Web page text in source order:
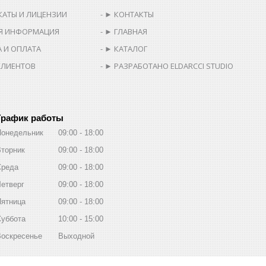
И ЛИЦЕНЗИИ
ИНФОРМАЦИЯ
И ОПЛАТА
► КОНТАКТЫ
► ГЛАВНАЯ
► КАТАЛОГ
► РАЗРАБОТАНО ELDARCCI STUDIO
работы
09:00
18:00
09:00
18:00
09:00
18:00
09:00
18:00
09:00
18:00
10:00
15:00
Выходной